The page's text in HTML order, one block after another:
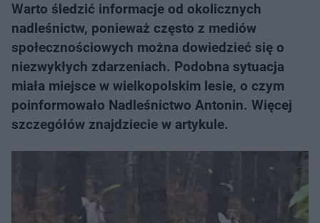
Warto śledzić informacje od okolicznych
nadleśnictw, ponieważ często z mediów
społecznościowych można dowiedzieć się o
niezwykłych zdarzeniach. Podobna sytuacja
miała miejsce w wielkopolskim lesie, o czym
poinformowało Nadleśnictwo Antonin. Więcej
szczegółów znajdziecie w artykule.